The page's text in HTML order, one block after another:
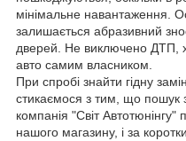
мінімальне навантаження.
залишається абразивний
дверей. Не виключено ДТП,
авто самим власником.
При спробі знайти гідну
стикаємося з тим, що пошук
компанія "Світ
нашого магазину, і за